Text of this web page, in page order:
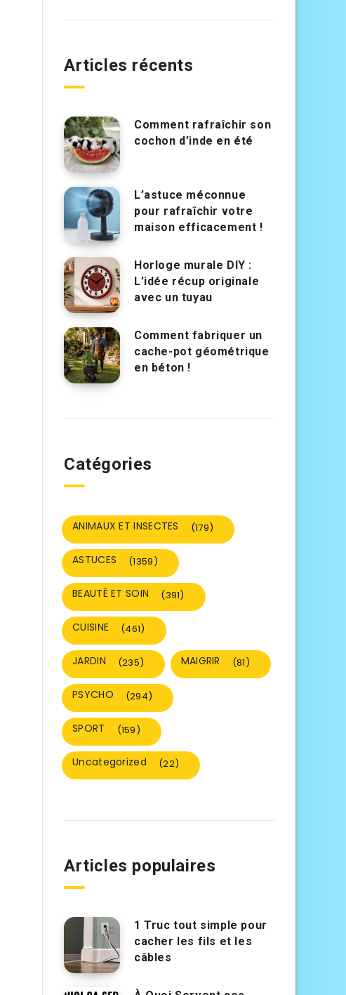
Articles récents
Comment rafraîchir son
cochon d’inde en été
L’astuce méconnue
pour rafraîchir votre
maison efficacement !
Horloge murale DIY :
L’idée récup originale
avec un tuyau
Comment fabriquer un
cache-pot géométrique
en béton !
Catégories
ANIMAUX ET INSECTES (179)
ASTUCES (1359)
BEAUTÉ ET SOIN (391)
CUISINE (461)
JARDIN (235) MAIGRIR (81)
PSYCHO (294)
SPORT (159)
Uncategorized (22)
Articles populaires
1 Truc tout simple pour
cacher les fils et les
câbles